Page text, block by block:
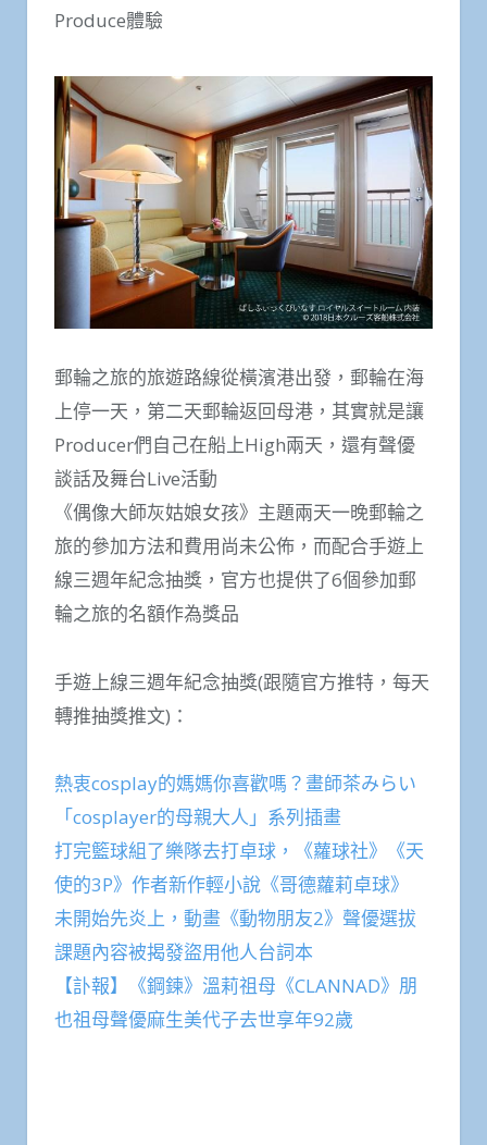
Produce體驗
郵輪之旅的旅遊路線從橫濱港出發，郵輪在海
上停一天，第二天郵輪返回母港，其實就是讓
Producer們自己在船上High兩天，還有聲優
談話及舞台Live活動
《偶像大師灰姑娘女孩》主題兩天一晚郵輪之
旅的參加方法和費用尚未公佈，而配合手遊上
線三週年紀念抽獎，官方也提供了6個參加郵
輪之旅的名額作為獎品
手遊上線三週年紀念抽獎(跟隨官方推特，每天
轉推抽獎推文)：
熱衷cosplay的媽媽你喜歡嗎？畫師茶みらい
「cosplayer的母親大人」系列插畫
打完籃球組了樂隊去打卓球，《蘿球社》《天
使的3P》作者新作輕小說《哥德蘿莉卓球》
未開始先炎上，動畫《動物朋友2》聲優選拔
課題內容被揭發盜用他人台詞本
【訃報】《鋼鍊》溫莉祖母《CLANNAD》朋
也祖母聲優麻生美代子去世享年92歲